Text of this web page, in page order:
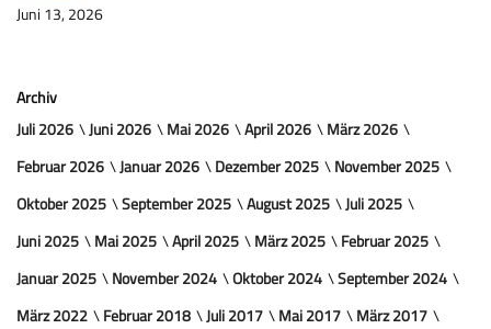
Juni 13, 2026
Archiv
Juli 2026
Juni 2026 Mai 2026 April 2026
März 2026
Februar 2026
Januar 2026 Dezember 2025
November 2025
Oktober 2025
September 2025 August 2025
Juli 2025
Juni 2025
Mai 2025 April 2025 März 2025
Februar 2025
Januar 2025
November 2024 Oktober 2024
September 2024
März 2022
Februar 2018 Juli 2017 Mai 2017
März 2017